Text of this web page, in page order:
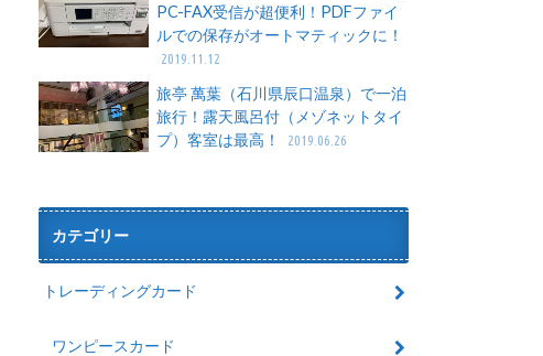
PC-FAX受信が超便利！PDFファイ
ルでの保存がオートマティックに！
2019.11.12
旅亭 萬葉（石川県辰口温泉）で一泊
旅行！露天風呂付（メゾネットタイ
プ）客室は最高！
2019.06.26
カテゴリー
トレーディングカード
ワンピースカード